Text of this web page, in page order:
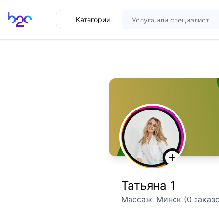
Главная Категории
Татьяна 1
Массаж, Минск (0